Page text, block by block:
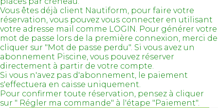
Vous êtes déjà client Nautiform, pour faire votre
réservation, vous pouvez vous connecter en utilisant
votre adresse mail comme LOGIN. Pour générer votre
mot de passe lors de la première connexion, merci de
cliquer sur "Mot de passe perdu". Si vous avez un
abonnement Piscine, vous pouvez réserver
directement à partir de votre compte.
Si vous n'avez pas d'abonnement, le paiement
s'effectuera en caisse uniquement.
Pour confirmer toute réservation, pensez à cliquer
sur " Régler ma commande" à l'étape "Paiement".